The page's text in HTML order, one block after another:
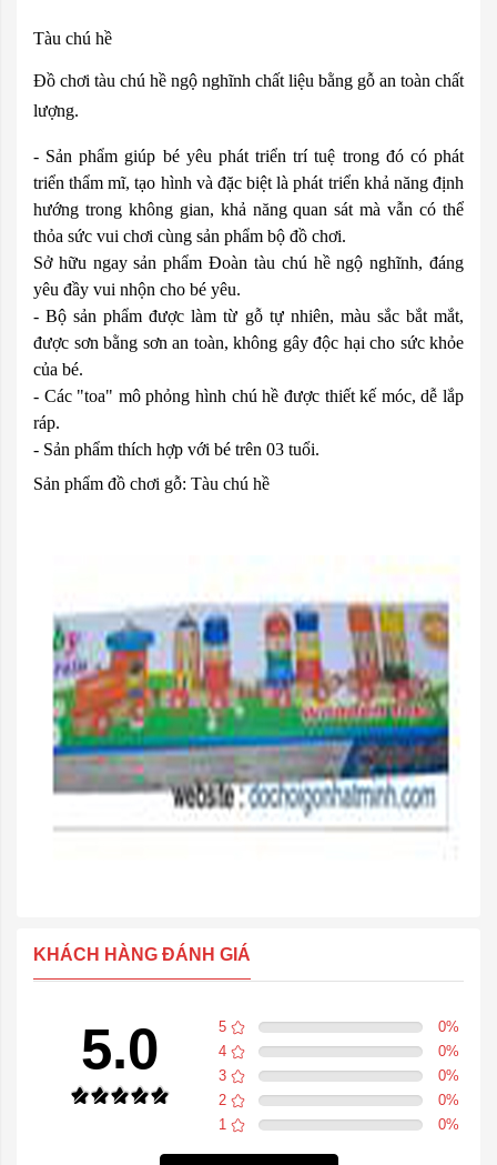
Tàu chú hề
Đồ chơi tàu chú hề ngộ nghĩnh chất liệu bằng gỗ an toàn chất
lượng.
- Sản phẩm giúp bé yêu phát triển trí tuệ trong đó có phát
triển thẩm mĩ, tạo hình và đặc biệt là phát triển khả năng định
hướng trong không gian, khả năng quan sát mà vẫn có thể
thỏa sức vui chơi cùng sản phẩm bộ đồ chơi.
Sở hữu ngay sản phẩm Đoàn tàu chú hề ngộ nghĩnh, đáng
yêu đầy vui nhộn cho bé yêu.
- Bộ sản phẩm được làm từ gỗ tự nhiên, màu sắc bắt mắt,
được sơn bằng sơn an toàn, không gây độc hại cho sức khỏe
của bé.
- Các "toa" mô phỏng hình chú hề được thiết kế móc, dễ lắp
ráp.
- Sản phẩm thích hợp với bé trên 03 tuổi.
Sản phẩm đồ chơi gỗ: Tàu chú hề
KHÁCH HÀNG ĐÁNH GIÁ
5.0 5 0%
4
0%
3
0%
2
0%
1
0%